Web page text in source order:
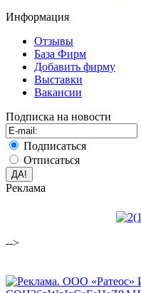
Информация
Отзывы
База Фирм
Добавить фирму
Выставки
Вакансии
Подписка на новости
Подписаться
Отписаться
Реклама
-->